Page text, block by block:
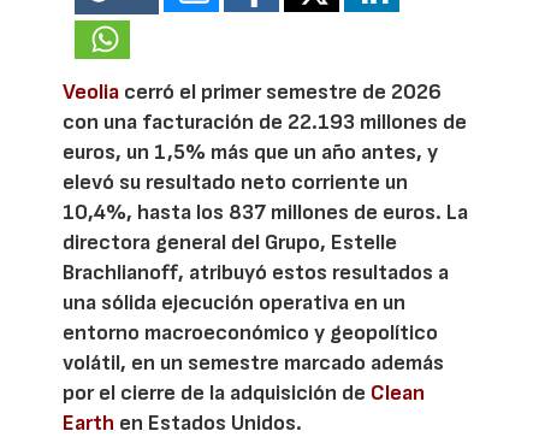
Veolia cerró el primer semestre de 2026
con una facturación de 22.193 millones de
euros, un 1,5% más que un año antes, y
elevó su resultado neto corriente un
10,4%, hasta los 837 millones de euros. La
directora general del Grupo, Estelle
Brachlianoff, atribuyó estos resultados a
una sólida ejecución operativa en un
entorno macroeconómico y geopolítico
volátil, en un semestre marcado además
por el cierre de la adquisición de Clean
Earth en Estados Unidos.